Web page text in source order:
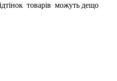
товарів можуть дещо